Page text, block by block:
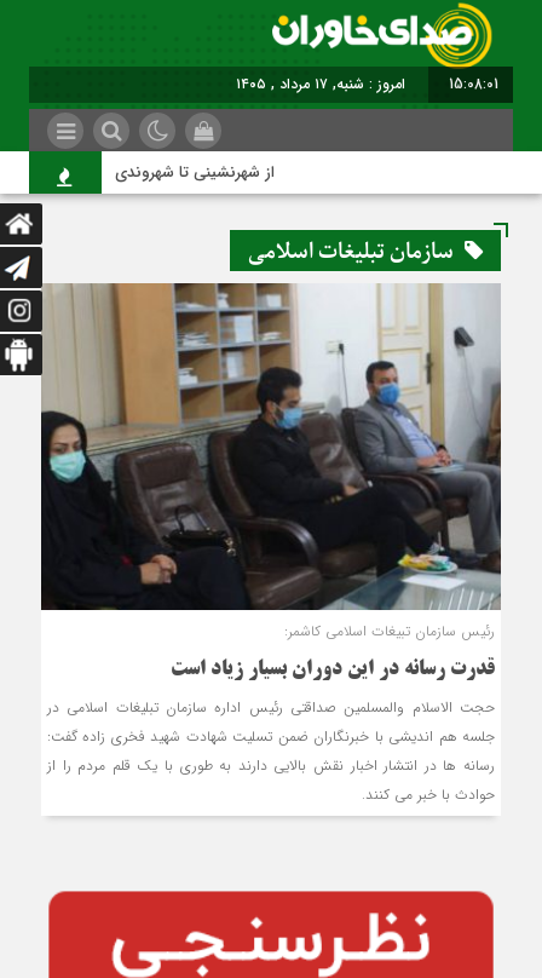
15:08:02 امروز : شنبه, ۱۷ مرداد , ۱۴۰۵
از شهرنشینی تا شهروندی
سازمان تبلیغات اسلامی
رئیس سازمان تبیغات اسلامی کاشمر:
قدرت رسانه در این دوران بسیار زیاد است
حجت الاسلام والمسلمین صداقتی رئیس اداره سازمان تبلیغات اسلامی در
جلسه هم اندیشی با خبرنگاران ضمن تسلیت شهادت شهید فخری زاده گفت:
رسانه ها در انتشار اخبار نقش بالایی دارند به طوری با یک قلم مردم را از
حوادث با خبر می کنند.